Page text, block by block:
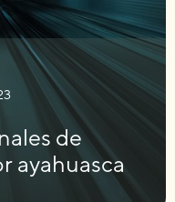
de
ayahuasca